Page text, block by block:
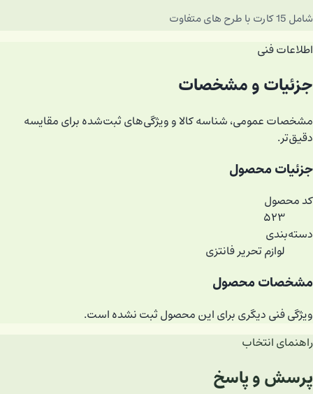
شامل 15 کارت با طرح های متفاوت
اطلاعات فنی
جزئیات و مشخصات
مشخصات عمومی، شناسه کالا و ویژگی‌های ثبت‌شده برای مقایسه
دقیق‌تر.
جزئیات محصول
کد محصول
۵۲۳
دسته‌بندی
لوازم تحریر فانتزی
مشخصات محصول
ویژگی فنی دیگری برای این محصول ثبت نشده است.
راهنمای انتخاب
پرسش و پاسخ